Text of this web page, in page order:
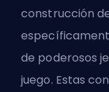
construcción
de poderosos
juego. Estas